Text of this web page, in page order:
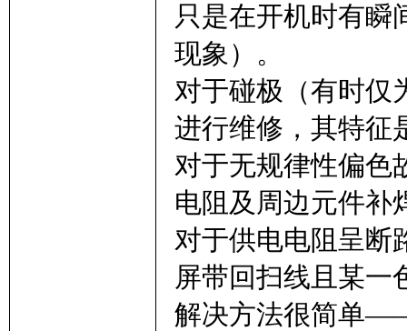
只是在开机时有瞬
现象）。
对于碰极（有时仅
进行维修，其特征
对于无规律性偏色
电阻及周边元件补
对于供电电阻呈断
屏带回扫线且某一
解决方法很简单